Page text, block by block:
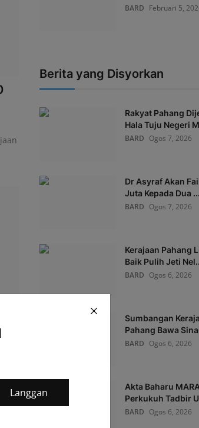
Langgan
BARD Februari 5,
Berita yang Disyorkan
Rakyat Pahang
Hala Tuju Negeri
BARD Ogos 7, 2026
Dr Asyraf Akan
Juta Kepada Dua ...
BARD Ogos 7, 2026
Kerajaan Pahang
Baik Pulih Jeti
BARD Ogos 6, 2026
Sumbangan
Pahang Bawa
BARD Ogos 6, 2026
Akta Baharu
Perkukuh Tadbir
BARD Ogos 6, 2026